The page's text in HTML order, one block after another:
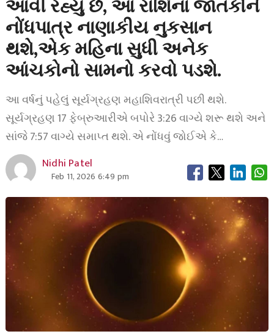
આવી રહ્યું છે, આ રાશિના જાતકોને
નોંધપાત્ર નાણાકીય નુકસાન
થશે,એક મહિના સુધી અનેક
આંચકોનો સામનો કરવો પડશે.
આ વર્ષનું પહેલું સૂર્યગ્રહણ મહાશિવરાત્રી પછી થશે.
સૂર્યગ્રહણ 17 ફેબ્રુઆરીએ બપોરે 3:26 વાગ્યે શરૂ થશે અને
સાંજે 7:57 વાગ્યે સમાપ્ત થશે. એ નોંધવું જોઈએ કે…
Nidhi Patel
Feb 11, 2026 6:49 pm